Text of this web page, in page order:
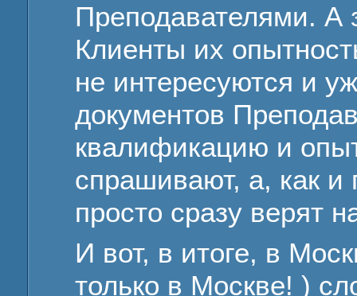
Преподавателями. А
Клиенты их
не интересуются и
документов
квалификацию и
спрашивают, а, как
просто сразу верят
И вот, в итоге, в
только в Москве! )